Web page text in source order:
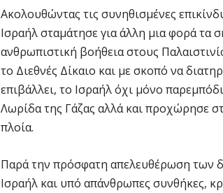
Ακολουθώντας τις συνηθισμένες
Ισραήλ σταμάτησε για άλλη μια φορά τα
ανθρωπιστική βοήθεια στους
το Διεθνές Δίκαιο και με σκοπό να
επιβάλλει, το Ισραήλ όχι μόνο
Λωρίδα της Γάζας αλλά και προχώρησε
πλοία.
Παρά την πρόσφατη απελευθέρωση των
Ισραήλ και υπό απάνθρωπες συνθήκες,